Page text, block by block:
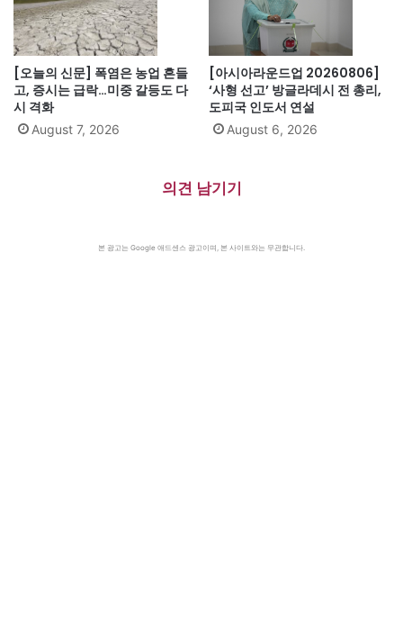
[오늘의 신문] 폭염은 농업 흔들
고, 증시는 급락…미중 갈등도 다
시 격화
August 7, 2026
[아시아라운드업 20260806]
‘사형 선고’ 방글라데시 전 총리,
도피국 인도서 연설
August 6, 2026
의견 남기기
본 광고는 Google 애드센스 광고이며, 본 사이트와는 무관합니다.